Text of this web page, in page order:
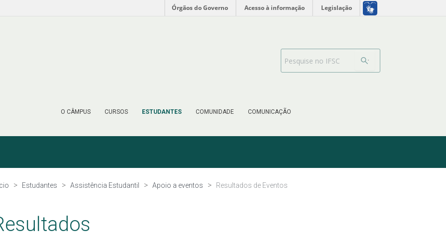
Órgãos do Governo Acesso à informação Legislação
O CÂMPUS CURSOS ESTUDANTES COMUNIDADE COMUNICAÇÃO
Barra de busca
Estudantes Assistência Estudantil Apoio a eventos Resultados de Eventos